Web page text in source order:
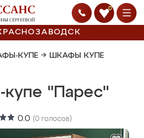
0
КУПЕ → ШКАФЫ КУПЕ
"Парес"
0.0 (0 голосов)